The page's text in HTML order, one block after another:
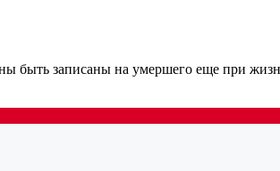
быть записаны на умершего еще при